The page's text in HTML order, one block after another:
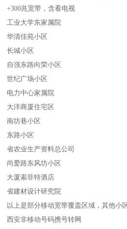
+300兆宽带，含看电视
工业大学东家属院
华清佳苑小区
长城小区
自强东路向荣小区
世纪广场小区
电力中心家属院
大洋商厦住宅区
南坊巷小区
东路小区
省农业生产资料总公司
尚爱路东风坊小区
大厦索菲特酒店
省建材设计研究院
以上是部分移动宽带覆盖区域，其他小
西安非移动号码携号转网